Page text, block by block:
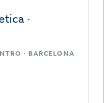
·
· BARCELONA